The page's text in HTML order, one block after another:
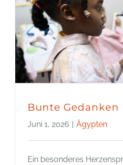
Bunte Gedanken
Juni 1, 2026 Ägypten
Ein besonderes